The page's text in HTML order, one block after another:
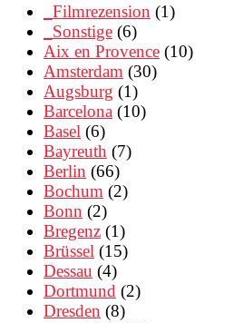
_Filmrezension (1)
_Sonstige (6)
Aix en Provence (10)
Amsterdam (30)
Augsburg (1)
Barcelona (10)
Basel (6)
Bayreuth (7)
Berlin (66)
Bochum (2)
Bonn (2)
Bregenz (1)
Brüssel (15)
Dessau (4)
Dortmund (2)
Dresden (8)